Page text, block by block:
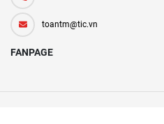
toantm@tic.vn
FANPAGE